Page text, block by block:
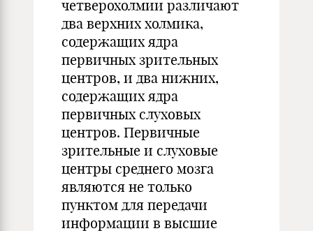
четверохолмии различают
два верхних холмика,
содержащих ядра
первичных зрительных
центров, и два нижних,
содержащих ядра
первичных слуховых
центров. Первичные
зрительные и слуховые
центры среднего мозга
являются не только
пунктом для передачи
информации в высшие